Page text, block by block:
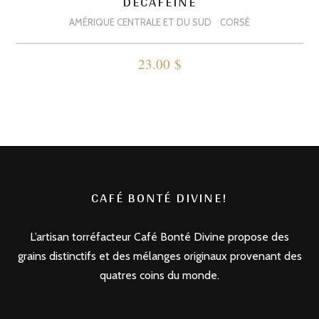
AMÉRIQUE CENTRALE ET DU SUD CORSÉ
23.00 $
options
être
choisies
sur
CAFÉ BONTÉ DIVINE!
L’artisan torréfacteur Café Bonté Divine propose des
grains distinctifs et des mélanges originaux provenant des
quatres coins du monde.